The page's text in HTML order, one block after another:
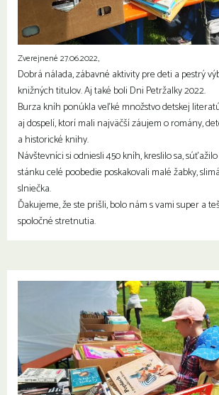
Zverejnené 27.06.2022,
Dobrá nálada, zábavné aktivity pre deti a pestrý
knižných titulov. Aj také boli Dni Petržalky 2022.
Burza kníh ponúkla veľké množstvo detskej
aj dospelí, ktorí mali najväčší záujem o romány,
a historické knihy.
Návštevníci si odniesli 450 kníh, kreslilo sa,
stánku celé poobedie poskakovali malé žabky,
slniečka.
Ďakujeme, že ste prišli, bolo nám s vami super a
spoločné stretnutia.